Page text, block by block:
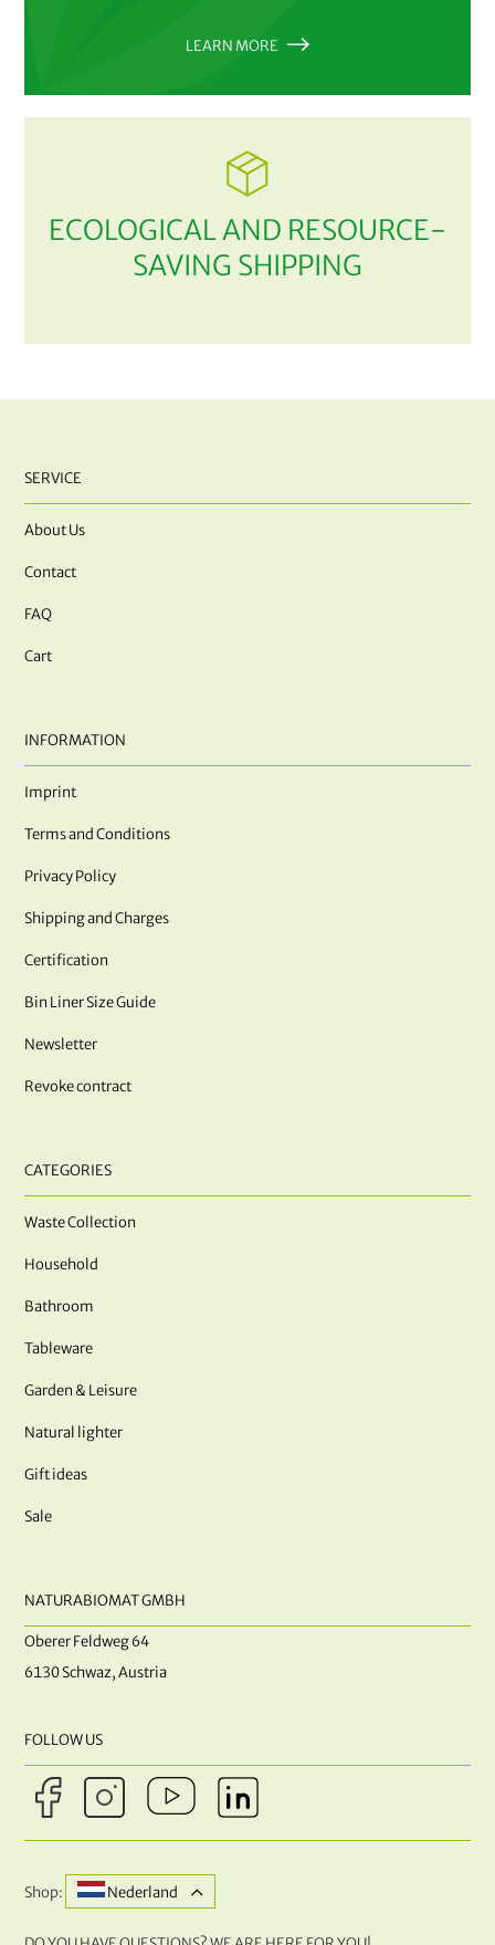
LEARN MORE
ECOLOGICAL AND RESOURCE-
SAVING SHIPPING
SERVICE
About Us
Contact
FAQ
Cart
INFORMATION
Imprint
Terms and Conditions
Privacy Policy
Shipping and Charges
Certification
Bin Liner Size Guide
Newsletter
Revoke contract
CATEGORIES
Waste Collection
Household
Bathroom
Tableware
Garden & Leisure
Natural lighter
Gift ideas
Sale
NATURABIOMAT GMBH
Oberer Feldweg 64
6130 Schwaz, Austria
FOLLOW US
Shop: Nederland